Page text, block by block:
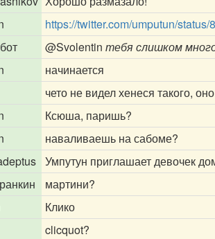
https://twitter.com/umputun/
@Svolentin тебя слишком
начинается
чето не видел хенеся такого,
Ксюша, паришь?
наваливаешь на сабоме?
Умпутун приглашает девочек
мартини?
Клико
clicquot?